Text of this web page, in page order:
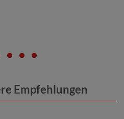
Empfehlungen